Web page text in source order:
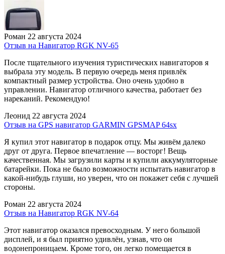
Роман 22 августа 2024
Отзыв на Навигатор RGK NV-65
После тщательного изучения туристических навигаторов я
выбрала эту модель. В первую очередь меня привлёк
компактный размер устройства. Оно очень удобно в
управлении. Навигатор отличного качества, работает без
нареканий. Рекомендую!
Леонид 22 августа 2024
Отзыв на GPS навигатор GARMIN GPSMAP 64sx
Я купил этот навигатор в подарок отцу. Мы живём далеко
друг от друга. Первое впечатление — восторг! Вещь
качественная. Мы загрузили карты и купили аккумуляторные
батарейки. Пока не было возможности испытать навигатор в
какой-нибудь глуши, но уверен, что он покажет себя с лучшей
стороны.
Роман 22 августа 2024
Отзыв на Навигатор RGK NV-64
Этот навигатор оказался превосходным. У него большой
дисплей, и я был приятно удивлён, узнав, что он
водонепроницаем. Кроме того, он легко помещается в